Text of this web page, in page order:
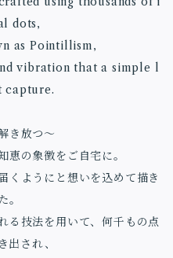
dots,
as Pointillism,
vibration that a simple l
capture.
き放つ〜
恵の象徴をご自宅に。
くようにと想いを込めて描き
。
る技法を用いて、何千もの点
出され、